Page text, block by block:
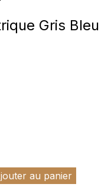
Gris Bleu
au panier